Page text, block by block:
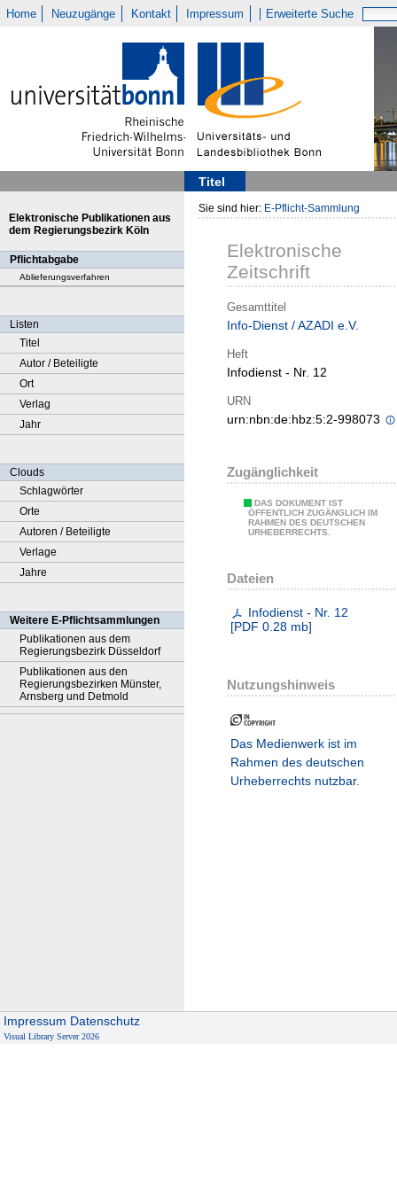
Home Neuzugänge Kontakt Impressum Erweiterte Suche
Titel
Elektronische Publikationen aus
dem Regierungsbezirk Köln
Pflichtabgabe
Ablieferungsverfahren
Listen
Titel
Autor / Beteiligte
Ort
Verlag
Jahr
Clouds
Schlagwörter
Orte
Autoren / Beteiligte
Verlage
Jahre
Weitere E-Pflichtsammlungen
Publikationen aus dem
Regierungsbezirk Düsseldorf
Publikationen aus den
Regierungsbezirken Münster,
Arnsberg und Detmold
Sie sind hier: E-Pflicht-Sammlung
Elektronische
Zeitschrift
Gesamttitel
Info-Dienst / AZADI e.V.
Heft
Infodienst - Nr. 12
URN
urn:nbn:de:hbz:5:2-998073
Zugänglichkeit
DAS DOKUMENT IST
ÖFFENTLICH ZUGÄNGLICH IM
RAHMEN DES DEUTSCHEN
URHEBERRECHTS.
Dateien
Infodienst - Nr. 12
[PDF 0.28 mb]
Nutzungshinweis
Das Medienwerk ist im
Rahmen des deutschen
Urheberrechts nutzbar.
Impressum Datenschutz
Visual Library Server 2026